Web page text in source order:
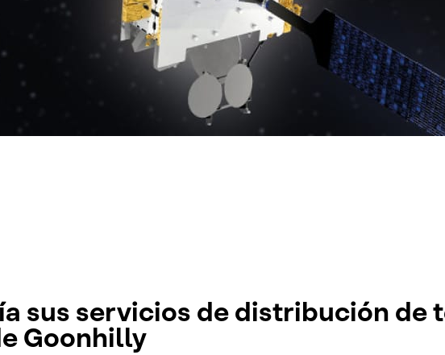
sus servicios de distribución de
Goonhilly